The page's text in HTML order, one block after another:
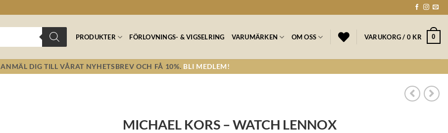
PRODUKTER FÖRLOVNINGS- & VIGSELRING VARUMÄRKEN OM OSS VARUKORG / 0 KR 0
ANMÄL DIG TILL VÅRAT NYHETSBREV OCH FÅ 10%. BLI MEDLEM!
MICHAEL KORS – WATCH LENNOX